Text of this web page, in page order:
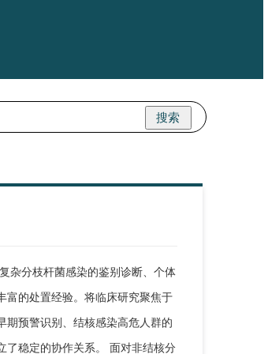
搜索
杂分枝杆菌感染的鉴别诊断、个体
富的处置经验。将临床研究聚焦于
期预警识别、结核感染高危人群的
了稳定的协作关系。 面对非结核分